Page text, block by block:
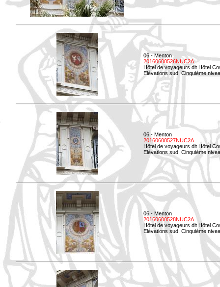
06 - Menton
20160600526NUC2A
Hôtel de voyageurs dit Hôtel
Elévations sud. Cinquième
06 - Menton
20160600527NUC2A
Hôtel de voyageurs dit Hôtel
Elévations sud. Cinquième
06 - Menton
20160600528NUC2A
Hôtel de voyageurs dit Hôtel
Elévations sud. Cinquième